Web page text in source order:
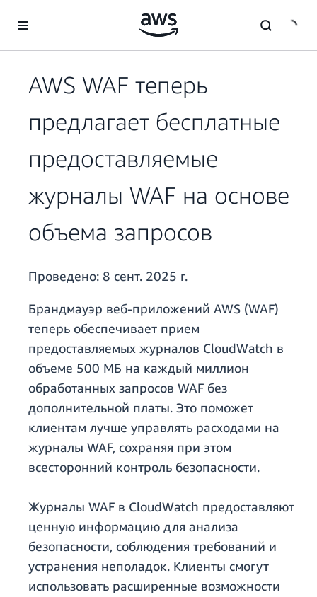
Перейти к главному контенту
AWS WAF теперь
предлагает бесплатные
предоставляемые
журналы WAF на основе
объема запросов
Проведено: 8 сент. 2025 г.
Брандмауэр веб-приложений AWS (WAF)
теперь обеспечивает прием
предоставляемых журналов CloudWatch в
объеме 500 МБ на каждый миллион
обработанных запросов WAF без
дополнительной платы. Это поможет
клиентам лучше управлять расходами на
журналы WAF, сохраняя при этом
всесторонний контроль безопасности.
Журналы WAF в CloudWatch предоставляют
ценную информацию для анализа
безопасности, соблюдения требований и
устранения неполадок. Клиенты смогут
использовать расширенные возможности